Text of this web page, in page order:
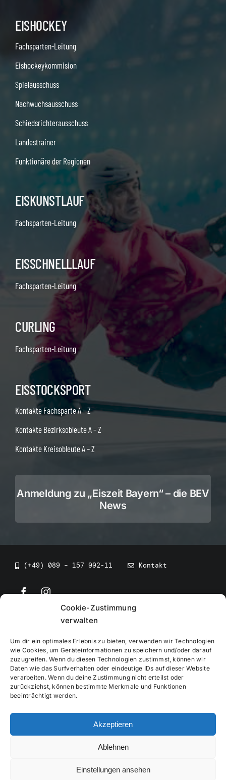
Cookie-Zustimmung
verwalten
Um dir ein optimales Erlebnis zu bieten, verwenden wir Technologien
wie Cookies, um Geräteinformationen zu speichern und/oder darauf
zuzugreifen. Wenn du diesen Technologien zustimmst, können wir
Daten wie das Surfverhalten oder eindeutige IDs auf dieser Website
verarbeiten. Wenn du deine Zustimmung nicht erteilst oder
zurückziehst, können bestimmte Merkmale und Funktionen
beeinträchtigt werden.
Akzeptieren
Ablehnen
Einstellungen ansehen
EISHOCKEY
Fachsparten-Leitung
Eishockeykommision
Spielausschuss
Nachwuchsausschuss
Schiedsrichterausschuss
Landestrainer
Funktionäre der Regionen
EISKUNSTLAUF
Fachsparten-Leitung
EISSCHNELLLAUF
Fachsparten-Leitung
CURLING
Fachsparten-Leitung
EISSTOCKSPORT
Kontakte Fachsparte A – Z
Kontakte Bezirksobleute A – Z
Kontakte Kreisobleute A – Z
Anmeldung zu „Eiszeit Bayern“ – die BEV
News
(+49) 089 – 157 992-11 Kontakt
• BEV Bayerischer Eissportverband
Impressum
Datenschutzerklärung